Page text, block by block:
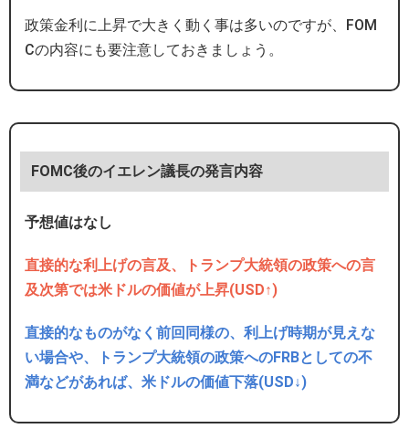
政策金利に上昇で大きく動く事は多いのですが、FOM
Cの内容にも要注意しておきましょう。
FOMC後のイエレン議長の発言内容
予想値はなし
直接的な利上げの言及、トランプ大統領の政策への言
及次第では米ドルの価値が上昇(USD↑)
直接的なものがなく前回同様の、利上げ時期が見えな
い場合や、トランプ大統領の政策へのFRBとしての不
満などがあれば、米ドルの価値下落(USD↓)